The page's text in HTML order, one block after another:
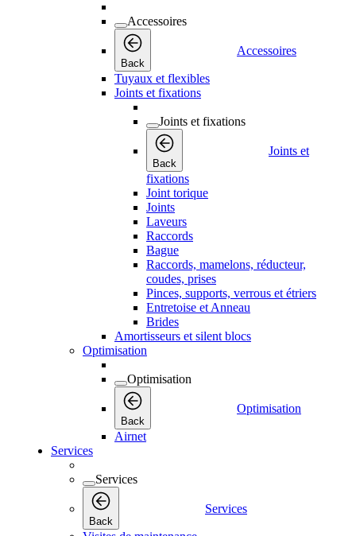
Accessoires
Back
Accessoires
Tuyaux et flexibles
Joints et fixations
Joints et fixations
Back
Joints et
fixations
Joint torique
Joints
Laveurs
Raccords
Bague
Raccords, mamelons, réducteur,
coudes, prises
Pinces, supports, verrous et étriers
Entretoise et Anneau
Brides
Amortisseurs et silent blocs
Optimisation
Optimisation
Back
Optimisation
Airnet
Services
Services
Back
Services